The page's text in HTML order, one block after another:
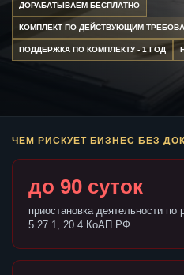
ДОРАБАТЫВАЕМ БЕСПЛАТНО
КОМПЛЕКТ ПО ДЕЙСТВУЮЩИМ
ПОДДЕРЖКА ПО КОМПЛЕКТУ - 1 ГОД
ЧЕМ РИСКУЕТ БИЗНЕС БЕЗ
до 90 суток
приостановка деятельности
5.27.1, 20.4 КоАП РФ